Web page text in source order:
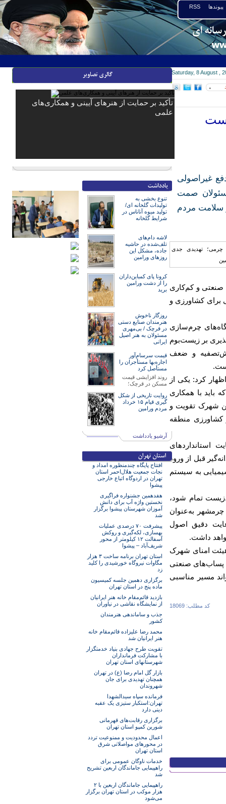
RSS پیوندها
Saturday, 8 August ,
۰
غیراصولی
صمت
سلامت مردم
صنعتی و کم‌کاری
برای کشاورزی و
چرم‌سازی
بر زیست‌بوم
و ضعف
کرد: یکی از
باید با همکاری
شهرک تقویت و
کشاورزی منطقه
استانداردهای
قبل از ورود
به سیستم
تمام شود،
به‌عنوان
دقیق اصول
داشت.
امنای شهرک
پساب‌های صنعتی
مسیر مناسبی
کد مطلب: 18069
تأکید بر حمایت از هنرهای آیینی و همکاری‌های
علمی
تنوع بخشی به
تولیدات گلخانه ای/
تولید میوه آناناس در
شرایط گلخانه
لاشه دام‌های
تلف‌شده در حاشیه
جاده، مشکل این
روزهای ورامین
کرونا پای کمباین‌داران
را از دشت ورامین
برید
روزگار ناخوش
هنرمند‌‌‌ان صنایع دستی
در قرچک / ‌بی‌مهری
مسئولان‌ به هنر اصیل
ایرانی
قیمت سرسام‌آور
اجاره‌بها مستأجران را
مستأصل کرد
روند افزایشی قیمت
مسکن در قرچک؛
روایت تاریخی از شکل
گیری قیام ۱۵ خرداد
مردم ورامین
آرشیو یادداشت
افتتاح پایگاه چندمنظوره امداد و
نجات جمعیت هلال‌احمر استان
تهران در اردوگاه اتباع خارجی
پیشوا
هفدهمین جشنواره فراگیری
نخستین واژه آب برای دانش
آموزان شهرستان پیشوا برگزار
شد
پیشرفت ۷۰ درصدی عملیات
بهسازی، لکه‌گیری و روکش
آسفالت ۱۲ کیلومتر از محور
شریف‌آباد – پیشوا
استان تهران برنامه ساخت ۳ هزار
مگاوات نیروگاه خورشیدی را کلید
زد
برگزاری دهمین جلسه کمیسیون
ماده پنج در استان تهران
بازدید قائم‌مقام خانه هنر ایرانیان
از نمایشگاه نقاشی در نیاوران
جذب و ساماندهی هنرمندان
کشور
محمد رضا علیزاده قائم‌مقام خانه
هنر ایرانیان شد
تقویت طرح جهادی بنیاد خدمتگزار
با مشارکت فرمانداران
شهرستانهای استان تهران
بازار گل امام رضا (ع) در تهران
همچنان تهدیدی برای جان
شهروندان
فرمانده سپاه سیدالشهدا
تهران:استکبار ستیزی یک عقبه
دینی دارد
برگزاری رقابت‌های قهرمانی
شورین کمپو استان تهران
اعمال محدودیت و ممنوعیت تردد
در محورهای مواصلاتی شرق
استان تهران
خدمات‌ ناوگان عمومی برای
راهپیمایی جاماندگان اربعین تشریح
شد
راهپیمایی جاماندگان اربعین با ۲
هزار موکب در استان تهران برگزار
می‌شود